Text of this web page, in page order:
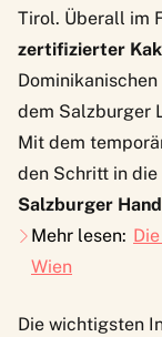
Tirol. Überall im
zertifizierter
dem Salzburger
Mit dem
den Schritt in
Salzburger
Mehr lesen:
Wien
Die wichtigsten